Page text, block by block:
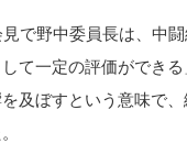
で野中委員長は、中
て一定の評価ができ
及ぼすという意味で